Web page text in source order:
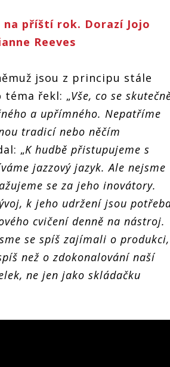
příští rok. Dorazí Jojo
Reeves
jsou z principu stále
řekl: „Vše, co se
a upřímného. Nepatříme
tradicí nebo něčím
„K hudbě přistupujeme s
jazzový jazyk. Ale nejsme
se za jeho inovátory.
k jeho udržení jsou
cvičení denně na nástroj.
se spíš zajímali o produkci,
než o zdokonalování naší
ne jen jako skládačku